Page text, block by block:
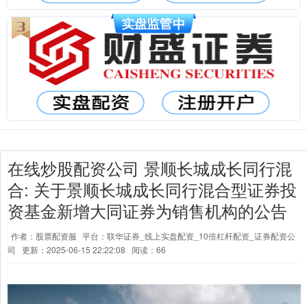
在线炒股配资公司 景顺长城成长同行混
合: 关于景顺长城成长同行混合型证券投
资基金新增大同证券为销售机构的公告
作者：股票配资服 平台：联华证券_线上实盘配资_10倍杠杆配资_证券配资公
司
更新：2025-06-15 22:22:08 阅读：66